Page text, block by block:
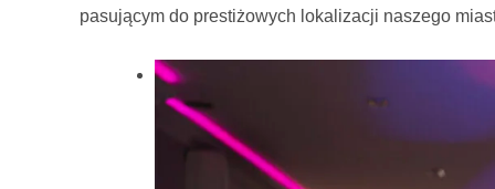
pasującym do prestiżowych lokalizacji naszego